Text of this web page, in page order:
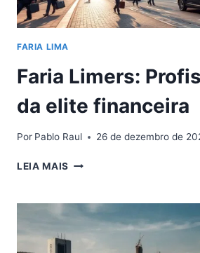
WALL
STREET
FARIA LIMA
Faria Limers:
da elite financeira
Por Pablo Raul 26 de dezembro de
LEIA MAIS FARIA
DA
ELITE
FINANCEIRA